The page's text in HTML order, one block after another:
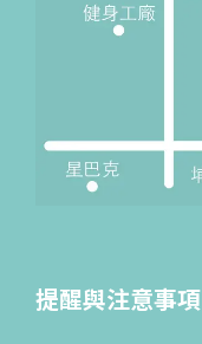
提醒與注意事項